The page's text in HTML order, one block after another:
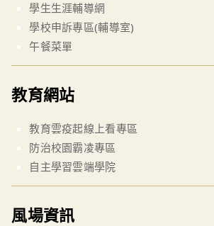
學生生涯輔導網
學校申訴專區(輔導室)
午餐菜單
教育網站
教育雲疫起線上看專區
防治校園霸凌專區
自主學習雲端學院
風場資訊